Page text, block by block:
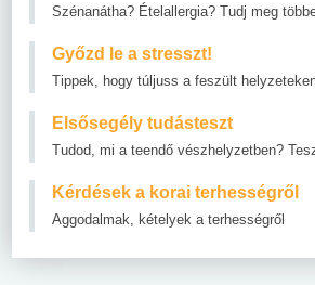
Szénanátha? Ételallergia? Tudj meg
Győzd le a stresszt!
Tippek, hogy túljuss a feszült
Elsősegély tudásteszt
Tudod, mi a teendő vészhelyzetben?
Kérdések a korai terhességről
Aggodalmak, kételyek a terhességről